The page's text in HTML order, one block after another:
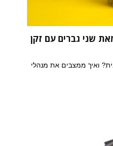
שני גברים עם זקן
ואיך ממצבים את מנהלי